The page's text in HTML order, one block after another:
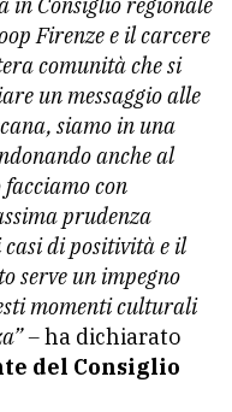
Firenze e il carcere
comunità che si
un messaggio alle
siamo in una
anche al
facciamo con
prudenza
di positività e il
serve un impegno
momenti culturali
–ha dichiarato
del Consiglio